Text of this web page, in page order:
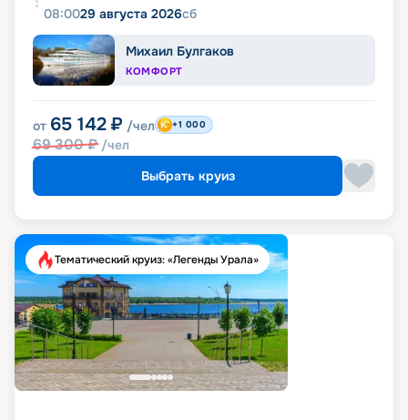
08:0029 августа 2026сб
Михаил Булгаков
КОМФОРТ
от 65 142 ₽ /чел
69 300₽ /чел
+1 000
Выбрать круиз
Тематический круиз: «Легенды Урала»